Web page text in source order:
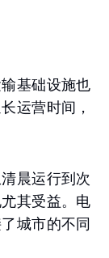
基础设施也
运营时间，
晨运行到次
其受益。电
城市的不同